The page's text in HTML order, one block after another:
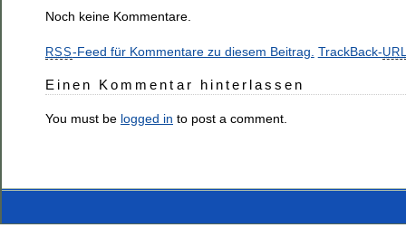
Noch keine Kommentare.
RSS-Feed für Kommentare zu diesem Beitrag. TrackBack-
Einen Kommentar hinterlassen
You must be logged in to post a comment.